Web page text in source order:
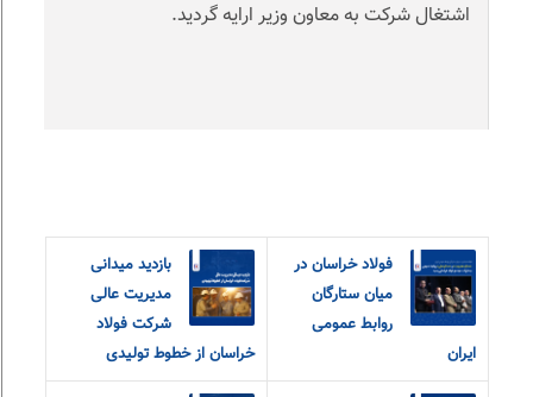
اشتغال شرکت به معاون وزیر ارایه گردید.
فولاد خراسان در
میان ستارگان
روابط عمومی
ایران
بازدید میدانی
مدیریت عالی
شرکت فولاد
خراسان از خطوط تولیدی